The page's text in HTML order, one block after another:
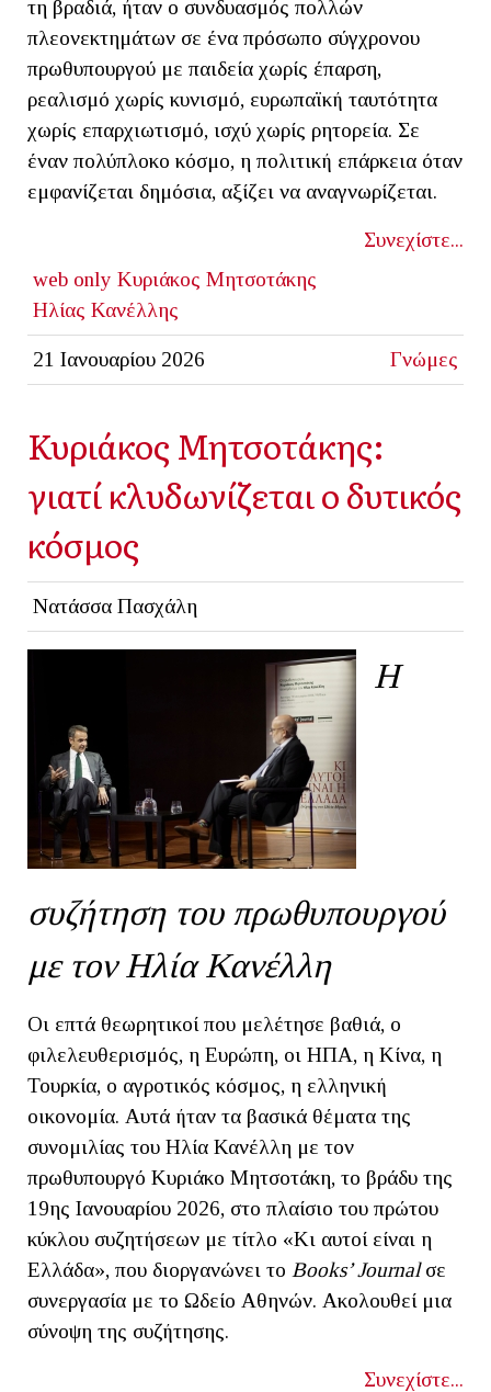
τη βραδιά, ήταν ο συνδυασμός πολλών
πλεονεκτημάτων σε ένα πρόσωπο σύγχρονου
πρωθυπουργού με παιδεία χωρίς έπαρση,
ρεαλισμό χωρίς κυνισμό, ευρωπαϊκή ταυτότητα
χωρίς επαρχιωτισμό, ισχύ χωρίς ρητορεία. Σε
έναν πολύπλοκο κόσμο, η πολιτική επάρκεια όταν
εμφανίζεται δημόσια, αξίζει να αναγνωρίζεται.
Συνεχίστε...
web only Κυριάκος Μητσοτάκης
Ηλίας Κανέλλης
21 Ιανουαρίου 2026 Γνώμες
Κυριάκος Μητσοτάκης:
γιατί κλυδωνίζεται ο δυτικός
κόσμος
Νατάσσα Πασχάλη
Η
συζήτηση του πρωθυπουργού
με τον Ηλία Κανέλλη
Οι επτά θεωρητικοί που μελέτησε βαθιά, ο
φιλελευθερισμός, η Ευρώπη, οι ΗΠΑ, η Κίνα, η
Τουρκία, ο αγροτικός κόσμος, η ελληνική
οικονομία. Αυτά ήταν τα βασικά θέματα της
συνομιλίας του Ηλία Κανέλλη με τον
πρωθυπουργό Κυριάκο Μητσοτάκη, το βράδυ της
19ης Ιανουαρίου 2026, στο πλαίσιο του πρώτου
κύκλου συζητήσεων με τίτλο «Κι αυτοί είναι η
Ελλάδα», που διοργανώνει το Books’ Journalσε
συνεργασία με το Ωδείο Αθηνών. Ακολουθεί μια
σύνοψη της συζήτησης.
Συνεχίστε...